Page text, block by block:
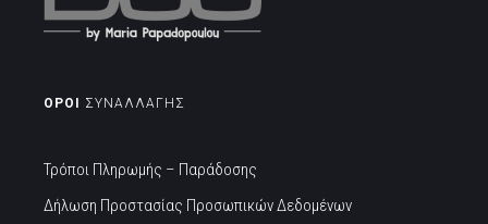
ΟΡΟΙ ΣΥΝΑΛΛΑΓΗΣ
Τρόποι Πληρωμής – Παράδοσης
Δήλωση Προστασίας Προσωπικών Δεδομένων